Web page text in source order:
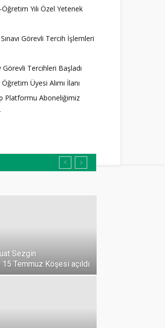
Yılı Özel Yetenek
Görevli Tercih İşlemleri
Görevli Tercihleri Başladı
Üyesi Alımı İlanı
Platformu Aboneliğimiz
Sezgin
Temmuz Köşesi açıldı